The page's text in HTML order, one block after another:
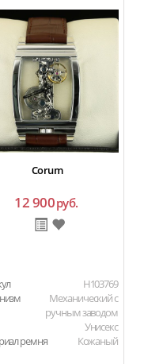
Corum
12 900руб.
H103769
Механический с
ручным заводом
Унисекс
ремня
Кожаный